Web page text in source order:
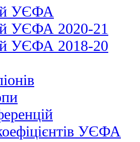
УЄФА
УЄФА 2020-21
УЄФА 2018-20
УЄФА